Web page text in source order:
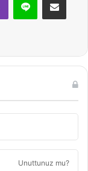
Unuttunuz mu?